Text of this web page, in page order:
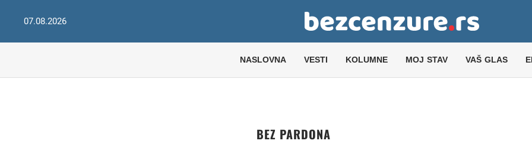
07.08.2026
NASLOVNA VESTI KOLUMNE MOJ STAV VAŠ GLAS
BEZ PARDONA